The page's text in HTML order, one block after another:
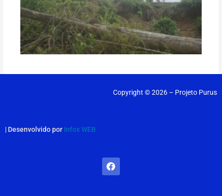
Copyright © 2026 – Projeto Purus
| Desenvolvido por Infox WEB